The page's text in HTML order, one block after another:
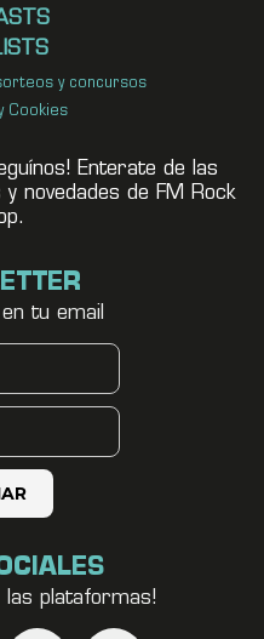
y concursos
Cookies
Enterate de las
novedades de FM Rock
tu email
las plataformas!